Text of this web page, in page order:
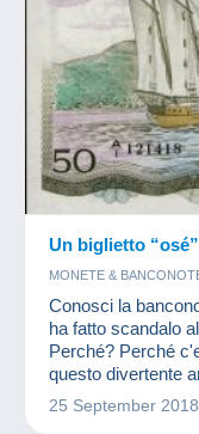
Un biglietto
MONETE &
Conosci la
ha fatto scandalo
Perché? Perché
questo divertente
25 September 2018